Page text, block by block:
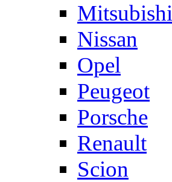
Mitsubishi
Nissan
Opel
Peugeot
Porsche
Renault
Scion